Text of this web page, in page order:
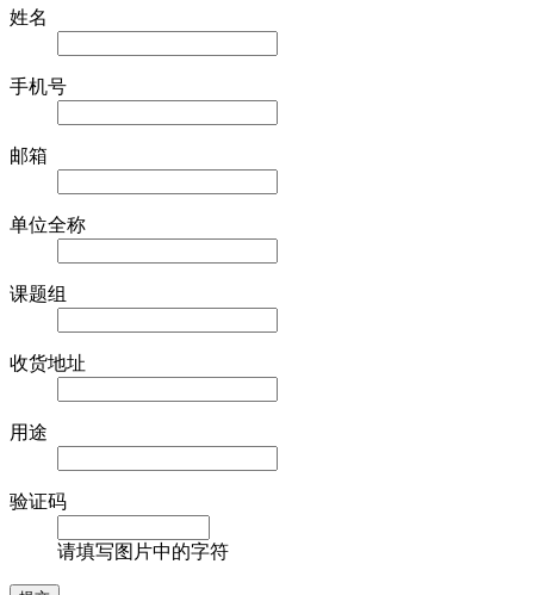
姓名
手机号
邮箱
单位全称
课题组
收货地址
用途
验证码
请填写图片中的字符